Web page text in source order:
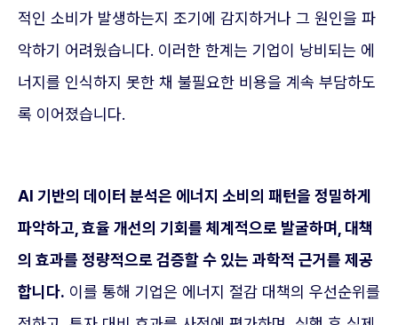
적인 소비가 발생하는지 조기에 감지하거나 그 원인을 파
악하기 어려웠습니다. 이러한 한계는 기업이 낭비되는 에
너지를 인식하지 못한 채 불필요한 비용을 계속 부담하도
록 이어졌습니다.
AI 기반의 데이터 분석은 에너지 소비의 패턴을 정밀하게
파악하고, 효율 개선의 기회를 체계적으로 발굴하며, 대책
의 효과를 정량적으로 검증할 수 있는 과학적 근거를 제공
합니다. 이를 통해 기업은 에너지 절감 대책의 우선순위를